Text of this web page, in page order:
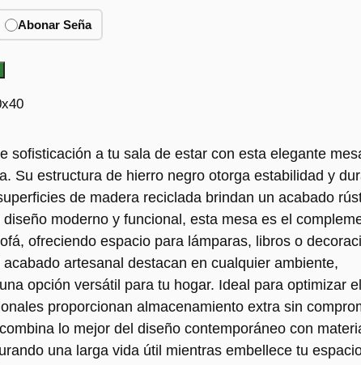
Abonar Seña
sofisticación a tu sala de estar con esta elegante
Su estructura de hierro negro otorga estabilidad y
de madera reciclada brindan un acabado
moderno y funcional, esta mesa es el
ofreciendo espacio para lámparas, libros o
artesanal destacan en cualquier ambiente,
opción versátil para tu hogar. Ideal para optimizar
proporcionan almacenamiento extra sin
lo mejor del diseño contemporáneo con
una larga vida útil mientras embellece tu